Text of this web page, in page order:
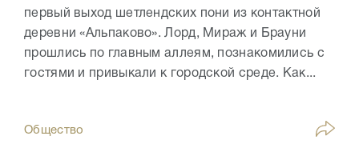
первый выход шетлендских пони из контактной
деревни «Альпаково». Лорд, Мираж и Брауни
прошлись по главным аллеям, познакомились с
гостями и привыкали к городской среде. Как...
Общество